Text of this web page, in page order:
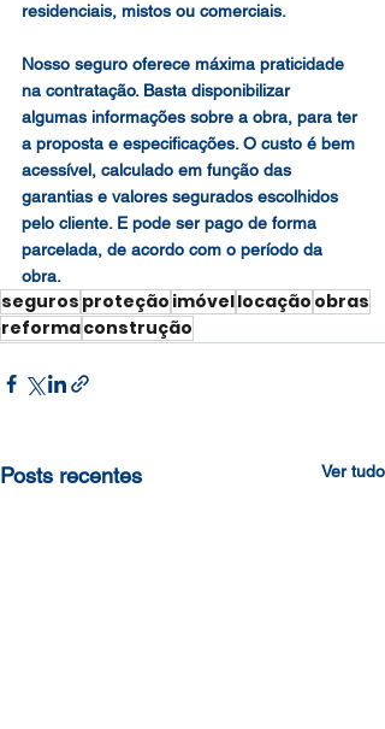
residenciais, mistos ou comerciais.
Nosso seguro oferece máxima praticidade
na contratação. Basta disponibilizar
algumas informações sobre a obra, para ter
a proposta e especificações. O custo é bem
acessível, calculado em função das
garantias e valores segurados escolhidos
pelo cliente. E pode ser pago de forma
parcelada, de acordo com o período da
obra.
seguros proteção imóvellocação obras
reformaconstrução
Posts recentes Ver tudo